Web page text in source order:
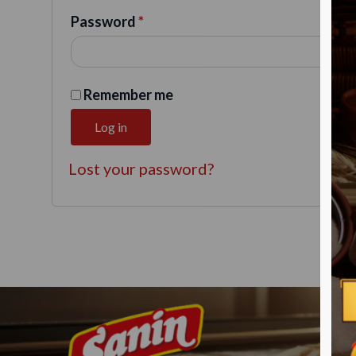
Password*
Remember me
Log in
Lost your password?